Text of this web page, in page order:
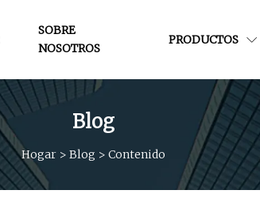
SOBRE
NOSOTROS
PRODUCTOS
Blog
Hogar> Blog > Contenido